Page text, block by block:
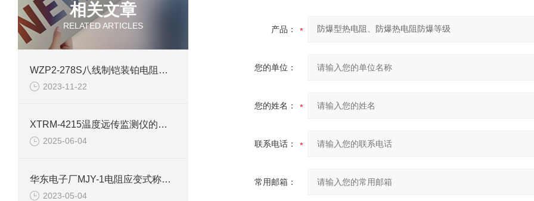
相关文章
RELATED ARTICLES
WZP2-278S八线制铠装铂电阻产品介绍
2023-11-22
XTRM-4215温度远传监测仪的用途
2025-06-04
华东电子厂MJY-1电阻应变式称重传感器选用的规则
2023-05-04
产品：
您的单位：
您的姓名：
联系电话：
常用邮箱：